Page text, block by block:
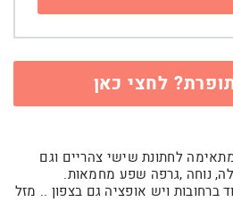
לחצי כאן
לחתונת שישי צהריים וגם
נוחה ,גרפה שפע מחמאות.
למדוד ברחובות ויש אופציה גם בצפון .. מזל